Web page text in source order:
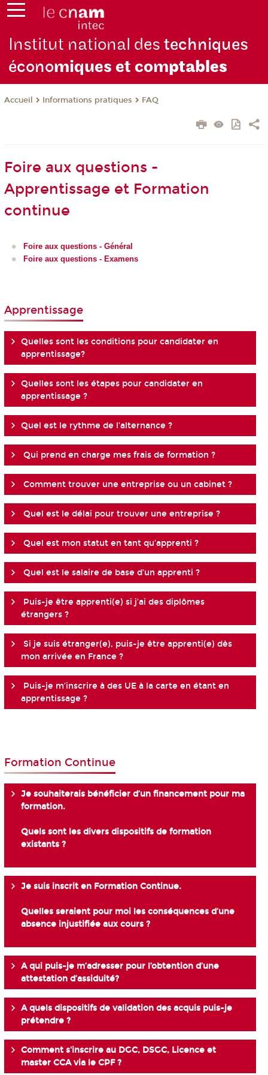
Institut national destechniques
économiques et comptables
Accueil Informations pratiques FAQ
Foire aux questions -
Apprentissage et Formation
continue
Foire aux questions - Général
Foire aux questions - Examens
Apprentissage
Quelles sont les conditions pour candidater en
apprentissage?
Quelles sont les étapes pour candidater en
apprentissage ?
Quel est le rythme de l’alternance ?
Qui prend en charge mes frais de formation ?
Comment trouver une entreprise ou un cabinet ?
Quel est le délai pour trouver une entreprise ?
Quel est mon statut en tant qu’apprenti ?
Quel est le salaire de base d’un apprenti ?
Puis-je être apprenti(e) si j’ai des diplômes
étrangers ?
Si je suis étranger(e), puis-je être apprenti(e) dès
mon arrivée en France ?
Puis-je m’inscrire à des UE à la carte en étant en
apprentissage ?
Formation Continue
Je souhaiterais bénéficier d’un financement pour ma
formation.
Quels sont les divers dispositifs de formation
existants ?
Je suis inscrit en Formation Continue.
Quelles seraient pour moi les conséquences d’une
absence injustifiée aux cours ?
A qui puis-je m’adresser pour l’obtention d’une
attestation d’assiduité?
A quels dispositifs de validation des acquis puis-je
prétendre ?
Comment s'inscrire au DGC, DSGC, Licence et
master CCA via le CPF ?